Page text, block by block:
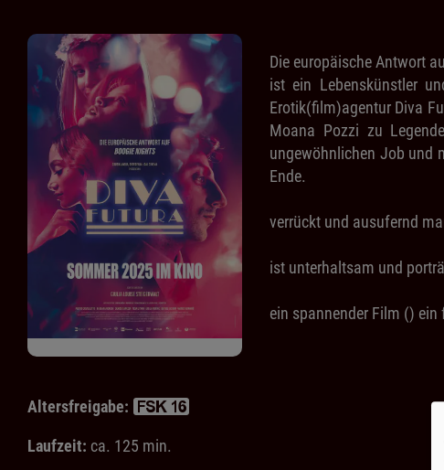
Die europäische Antwort
ist ein Lebenskünstler
Erotik(film)agentur Diva
Moana Pozzi zu
ungewöhnlichen Job und
Ende.
verrückt und ausufernd
ist unterhaltsam und
ein spannender Film ()
Altersfreigabe:
Laufzeit: ca. 125 min.